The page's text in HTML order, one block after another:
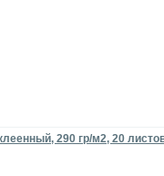
290 гр/м2, 20